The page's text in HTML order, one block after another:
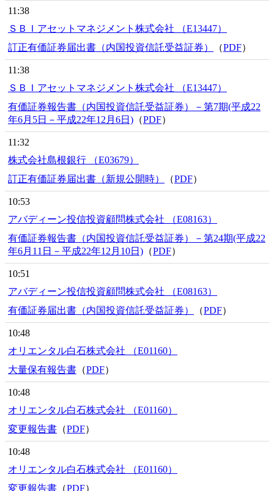
11:38
ＳＢＩアセットマネジメント株式会社 （E13447）
訂正有価証券届出書（内国投資信託受益証券）
（PDF）
11:38
ＳＢＩアセットマネジメント株式会社 （E13447）
有価証券報告書（内国投資信託受益証券）－第7期(平成22
年6月5日－平成22年12月6日) （PDF）
11:32
株式会社島根銀行 （E03679）
訂正有価証券届出書（新規公開時）
（PDF）
10:53
アバディーン投信投資顧問株式会社 （E08163）
有価証券報告書（内国投資信託受益証券）－第24期(平成22
年6月11日－平成22年12月10日) （PDF）
10:51
アバディーン投信投資顧問株式会社 （E08163）
有価証券届出書（内国投資信託受益証券）
（PDF）
10:48
オリエンタル白石株式会社 （E01160）
大量保有報告書 （PDF）
10:48
オリエンタル白石株式会社 （E01160）
変更報告書 （PDF）
10:48
オリエンタル白石株式会社 （E01160）
変更報告書 （PDF）